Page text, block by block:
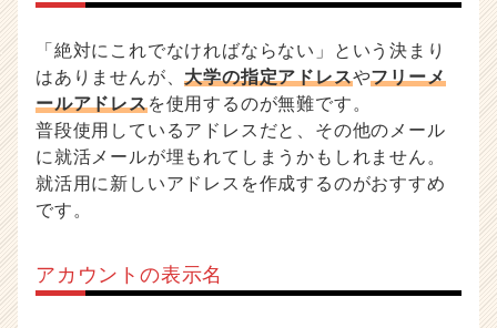
r
e
e
r）
「絶対にこれでなければならない」という決まり
はありませんが、大学の指定アドレスやフリーメ
ールアドレスを使用するのが無難です。
普段使用しているアドレスだと、その他のメール
に就活メールが埋もれてしまうかもしれません。
就活用に新しいアドレスを作成するのがおすすめ
です。
アカウントの表示名